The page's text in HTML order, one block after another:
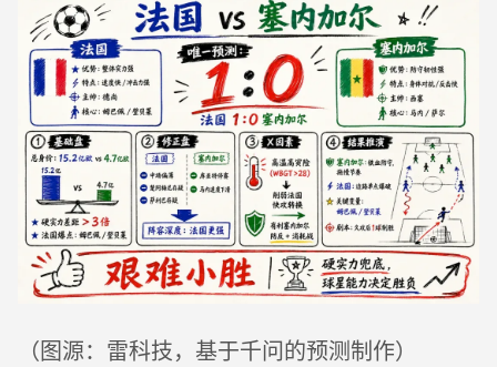
（图源：雷科技，基于千问的预测制作）